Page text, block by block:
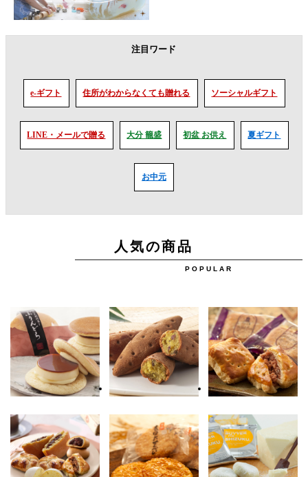
注目ワード
e-ギフト 住所がわからなくても贈れる ソーシャルギフト
LINE・メールで贈る 大分 籠盛 初盆 お供え 夏ギフト
お中元
人気の商品
POPULAR